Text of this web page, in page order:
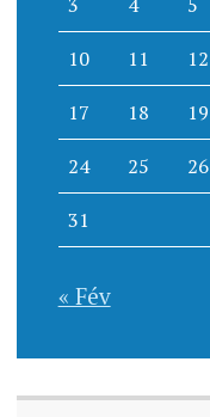
10 11 12
17 18 19
24 25 26
31
« Fév